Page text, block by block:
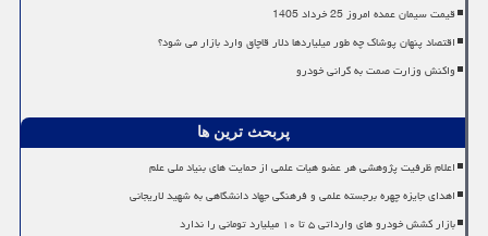
قیمت سیمان عمده امروز 25 خرداد 1405
اقتصاد پنهان پوشاک چه طور میلیاردها دلار قاچاق وارد بازار می شود؟
واکنش وزارت صمت به گرانی خودرو
پربحث ترین ها
اعلام ظرفیت پژوهشی هر عضو هیات علمی از حمایت های بنیاد ملی علم
اهدای جایزه چهره برجسته علمی و فرهنگی جهاد دانشگاهی به شهید لاریجانی
بازار کشش خودرو های وارداتی ۵ تا ۱۰ میلیارد تومانی را ندارد